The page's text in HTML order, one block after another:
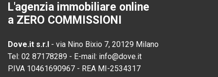
L'agenzia immobiliare online
a ZERO COMMISSIONI
Dove.it s.r.l - via Nino Bixio 7, 20129 Milano
Tel: 02 87178289 - E-mail: info@dove.it
P.IVA 10461690967 - REA MI-2534317